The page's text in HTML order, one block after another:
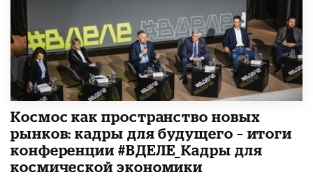
Космос как пространство новых
рынков: кадры для будущего – итоги
конференции #ВДЕЛЕ_Кадры для
космической экономики